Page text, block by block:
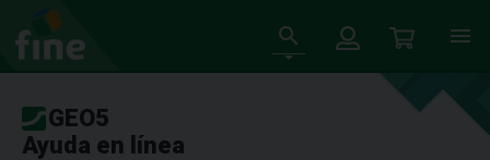
GEO5
Ayuda en línea